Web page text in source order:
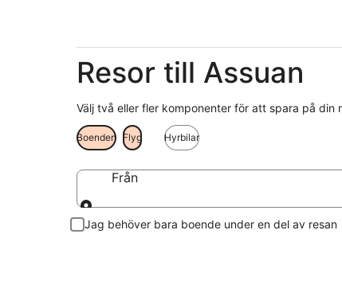
Resor till Assuan
Välj två eller fler komponenter för att spara på din
Boenden Flyg Hyrbilar
Från
Från
Jag behöver bara boende under en del av resan